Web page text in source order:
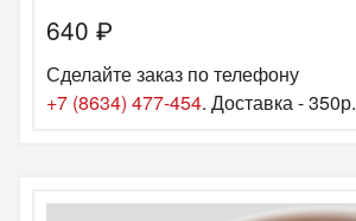
640 ₽
Сделайте заказ по телефону
+7 (8634) 477-454. Доставка - 350р.